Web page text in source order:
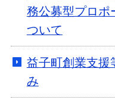
務公募型プロポ
ついて
益子町創業支援
み